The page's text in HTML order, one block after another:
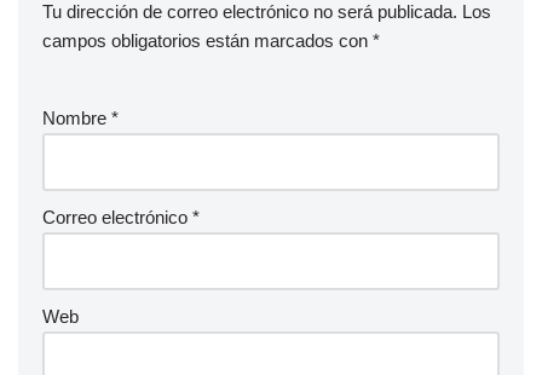
Tu dirección de correo electrónico no será publicada. Los
campos obligatorios están marcados con *
Nombre *
Correo electrónico *
Web